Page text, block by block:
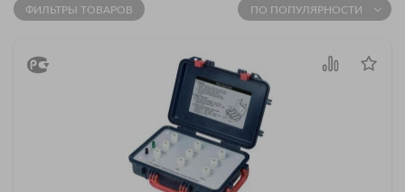
ФИЛЬТРЫ ТОВАРОВ ПО ПОПУЛЯРНОСТИ